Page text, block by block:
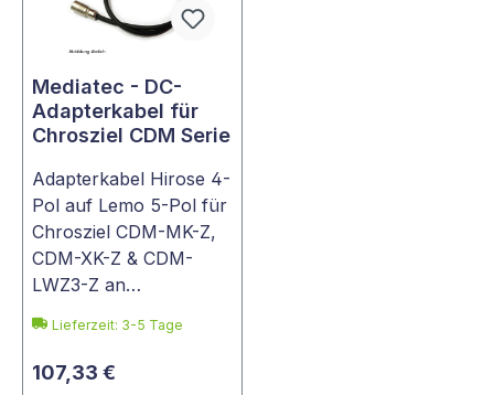
Mediatec - DC-
Adapterkabel für
Chrosziel CDM Serie
Adapterkabel Hirose 4-
Pol auf Lemo 5-Pol für
Chrosziel CDM-MK-Z,
CDM-XK-Z & CDM-
LWZ3-Z an…
Lieferzeit: 3-5 Tage
107,33 €